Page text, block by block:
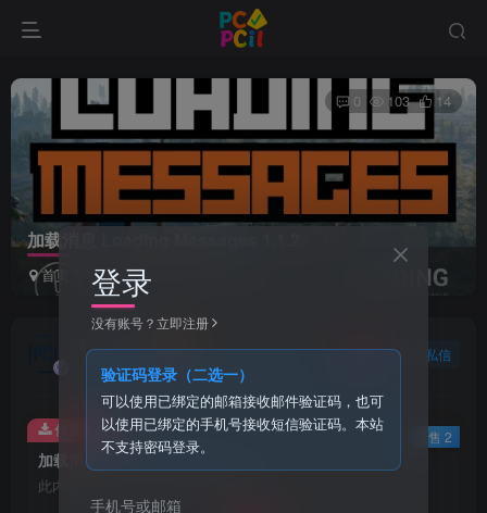
加载消息 Loading Messages 1.1.2
首页 插件 正文
0 103 14
PCI1
1个月前发布
关注 私信
加载消息 Loading Messages 1.1.2
此内容为付费资源，请付费后查看
付费资源 已售 2
登录
没有账号？立即注册
验证码登录（二选一）
可以使用已绑定的邮箱接收邮件验证码，也可
以使用已绑定的手机号接收短信验证码。本站
不支持密码登录。
手机号或邮箱